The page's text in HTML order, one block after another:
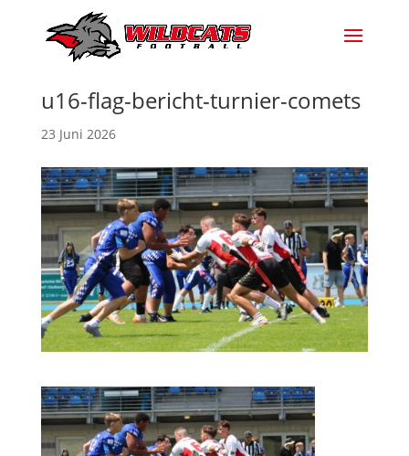
u16-flag-bericht-turnier-comets
23 Juni 2026